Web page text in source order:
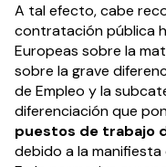
A tal efecto, cabe
contratación pública
Europeas sobre la
sobre la grave
de Empleo y la
diferenciación que
puestos de trabajo
debido a la